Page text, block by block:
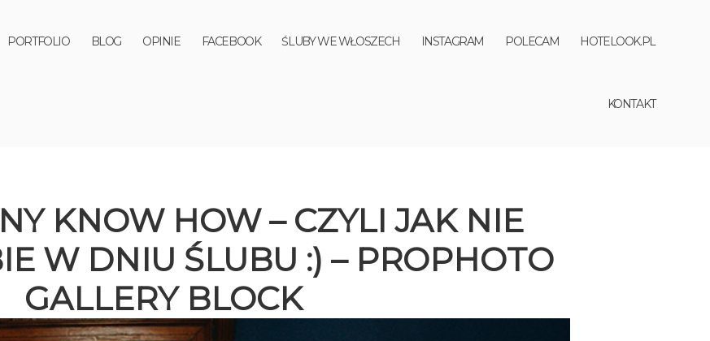
PORTFOLIO BLOG OPINIE FACEBOOK ŚLUBY WE WŁOSZECH INSTAGRAM POLECAM HOTELOOK.PL
KONTAKT
KNOW HOW – CZYLI JAK NIE
W DNIU ŚLUBU :) – PROPHOTO
GALLERY BLOCK